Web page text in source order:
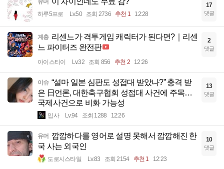
유머
하루5프로 Lv.50 조회 2736 추천 1 12:28
17
댓글
계층 리센느가 격투게임 캐릭터가 된다면?｜리센
느 파이터즈 완전판
아이스티이 Lv.32 조회 856 추천 2 12:26
2
댓글
이슈 “설마 일본 심판도 성접대 받았나?” 충격 받
은 日언론, 대한축구협회 성접대 사건에 주목…
국제사건으로 비화 가능성
입사 Lv.94 조회 1288 12:26
13
댓글
유머 깝깝하다를 영어로 설명 못해서 깝깝해진 한
국 사는 외국인
도로시스타일 Lv.83 조회 2154 추천 1 12:23
10
댓글